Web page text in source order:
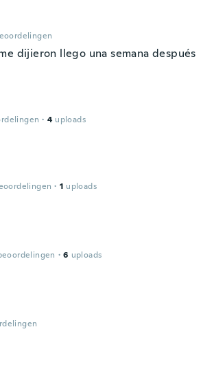
dijieron llego una semana después
· 4 uploads
· 1 uploads
· 6 uploads